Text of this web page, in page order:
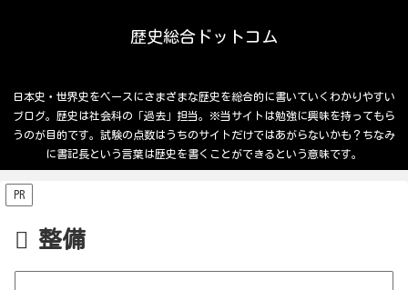
歴史総合ドットコム
日本史・世界史をベースにさまざまな歴史を総合的に書いていくわかりやすい
ブログ。歴史は社会科の「過去」担当。※当サイトは勉強に興味を持ってもら
うのが目的です。試験の点数はうちのサイトだけではあがらないかも？ちなみ
に書記長という言葉は歴史を書くことができるという意味です。
PR
整備